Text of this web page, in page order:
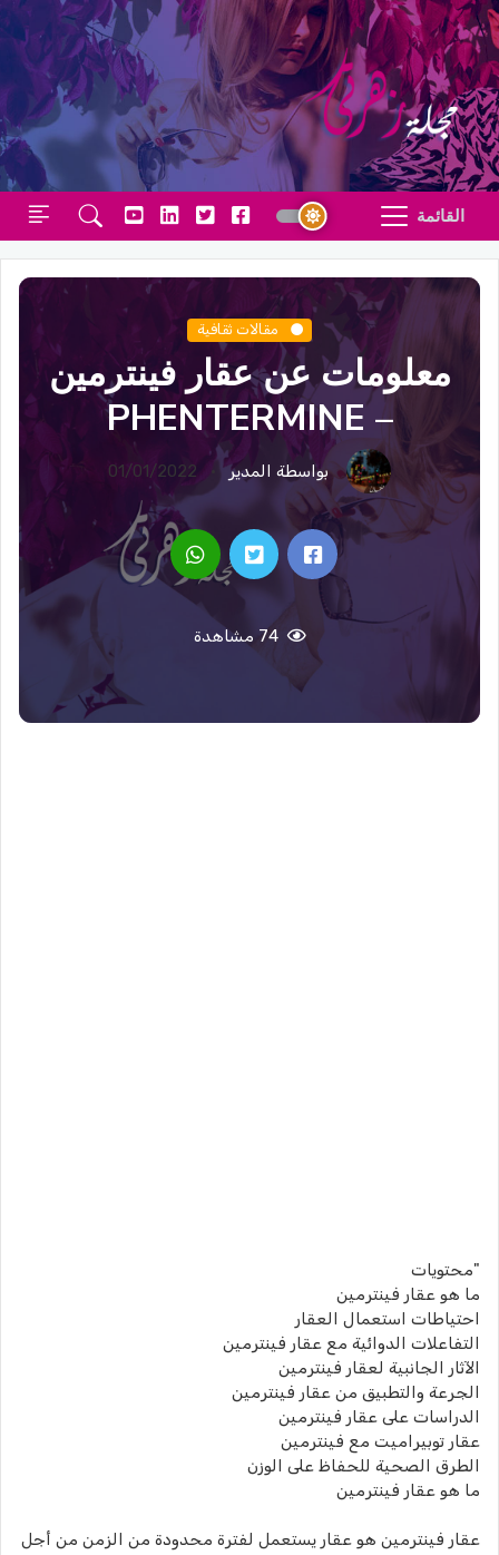
القائمة
مقالات ثقافية
معلومات عن عقار فينترمين
– PHENTERMINE
بواسطة المدير 01/01/2022
74 مشاهدة
"محتويات
ما هو عقار فينترمين
احتياطات استعمال العقار
التفاعلات الدوائية مع عقار فينترمين
الآثار الجانبية لعقار فينترمين
الجرعة والتطبيق من عقار فينترمين
الدراسات على عقار فينترمين
عقار توبيراميت مع فينترمين
الطرق الصحية للحفاظ على الوزن
ما هو عقار فينترمين
عقار فينترمين هو عقار يستعمل لفترة محدودة من الزمن من أجل